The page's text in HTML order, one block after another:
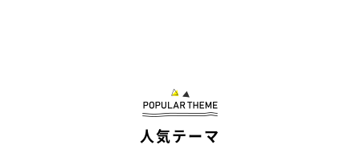
@sun_cat0709）
人気テーマ